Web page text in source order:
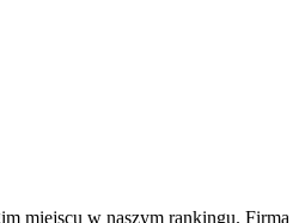
miejscu w naszym rankingu. Firma